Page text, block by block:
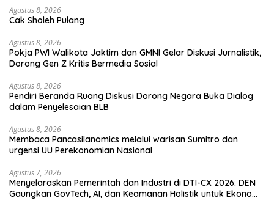
Agustus 8, 2026
Cak Sholeh Pulang
Agustus 8, 2026
Pokja PWI Walikota Jaktim dan GMNI Gelar Diskusi Jurnalistik,
Dorong Gen Z Kritis Bermedia Sosial
Agustus 8, 2026
Pendiri Beranda Ruang Diskusi Dorong Negara Buka Dialog
dalam Penyelesaian BLB
Agustus 8, 2026
Membaca Pancasilanomics melalui warisan Sumitro dan
urgensi UU Perekonomian Nasional
Agustus 7, 2026
Menyelaraskan Pemerintah dan Industri di DTI-CX 2026: DEN
Gaungkan GovTech, AI, dan Keamanan Holistik untuk Ekonomi